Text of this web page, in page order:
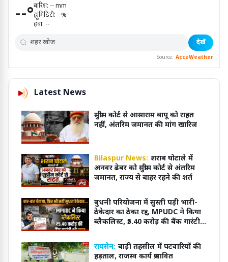
--°बारिश: --mm
ह्यूमिडिटी: --%
हवा: --
देखें
Source: AccuWeather
Latest News
सुप्रीम कोर्ट से आसाराम बापू को राहत
नहीं, अंतरिम जमानत की मांग खारिज
Bilaspur News: शराब घोटाले में
अनवर ढेबर को सुप्रीम कोर्ट से अंतरिम
जमानत, राज्य से बाहर रहने की शर्त
बुधनी परियोजना में सुस्ती पड़ी भारी-
ठेकेदार का ठेका रद्द, MPUDC ने किया
ब्लैकलिस्ट, ₹5.40 करोड़ की बैंक गारंटी
रायसेन: बाड़ी तहसील में पटवारियों की
हड़ताल, राजस्व कार्य प्रभावित